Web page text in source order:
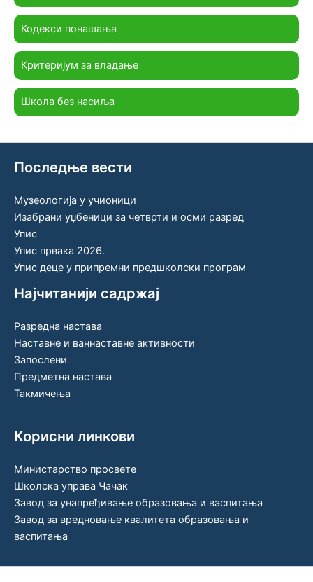
Кодекси понашања
Критеријум за владање
Школа без насиља
Последње вести
Музеологија у учионици
Изабрани уџбеници за четврти и осми разред
Упис
Упис првака 2026.
Упис деце у припремни предшколски програм
Најчитанији садржај
Разредна настава
Наставне и ваннаставне активности
Запослени
Предметна настава
Такмичења
Корисни линкови
Министарство просвете
Школска управа Чачак
Завод за унапређивање образовања и васпитања
Завод за вредновање квалитета образовања и
васпитања